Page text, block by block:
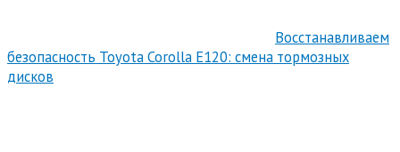
Восстанавливаем
безопасность Toyota Corolla E120: смена тормозных
дисков